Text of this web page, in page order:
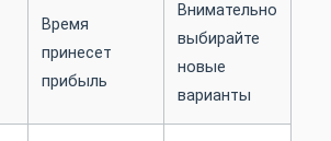
Время
принесет
прибыль
Внимательно
выбирайте
новые
варианты